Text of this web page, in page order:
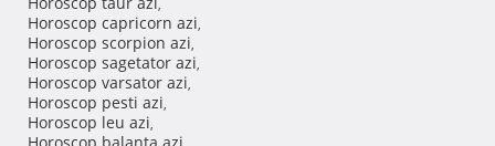
,
Horoscop capricorn azi,
Horoscop scorpion azi,
Horoscop sagetator azi,
Horoscop varsator azi,
Horoscop pesti azi,
Horoscop leu azi,